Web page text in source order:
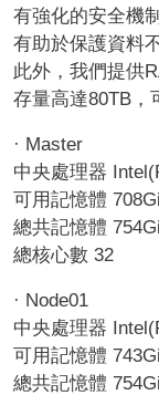
有強化的安全機
有助於保護資料
此外，我們提供
存量高達80TB，
· Master
中央處理器
可用記憶體 708Gi
總共記憶體 754Gi
總核心數 32
· Node01
中央處理器
可用記憶體 743Gi
總共記憶體 754Gi